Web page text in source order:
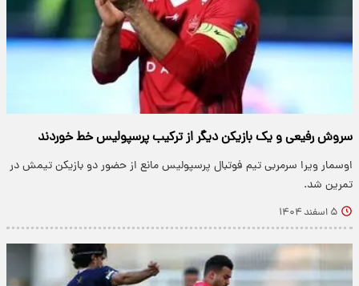
سروش رفیعی و یک بازیکن دیگر از ترکیب پرسپولیس خط خوردند
اوسمار ویرا سرمربی تیم فوتبال پرسپولیس مانع از حضور دو بازیکن تیمش در
تمرین شد.
۵ اسفند ۱۴۰۴